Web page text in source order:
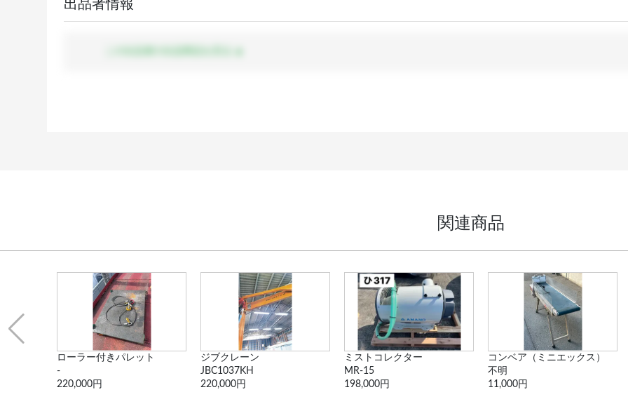
出品者情報
関連商品
ローラー付きパレット
-
220,000円
ジブクレーン
JBC1037KH
220,000円
ミストコレクター
MR-15
198,000円
コンベア（ミニエックス）
不明
11,000円